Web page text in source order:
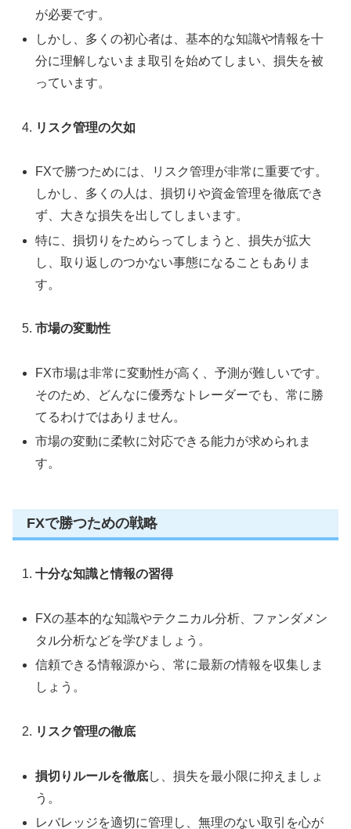
が必要です。
しかし、多くの初心者は、基本的な知識や情報を十
分に理解しないまま取引を始めてしまい、損失を被
っています。
リスク管理の欠如
FXで勝つためには、リスク管理が非常に重要です。
しかし、多くの人は、損切りや資金管理を徹底でき
ず、大きな損失を出してしまいます。
特に、損切りをためらってしまうと、損失が拡大
し、取り返しのつかない事態になることもありま
す。
市場の変動性
FX市場は非常に変動性が高く、予測が難しいです。
そのため、どんなに優秀なトレーダーでも、常に勝
てるわけではありません。
市場の変動に柔軟に対応できる能力が求められま
す。
FXで勝つための戦略
十分な知識と情報の習得
FXの基本的な知識やテクニカル分析、ファンダメン
タル分析などを学びましょう。
信頼できる情報源から、常に最新の情報を収集しま
しょう。
リスク管理の徹底
損切りルールを徹底し、損失を最小限に抑えましょ
う。
レバレッジを適切に管理し、無理のない取引を心が